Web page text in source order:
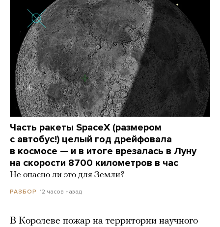
Часть ракеты SpaceX (размером
с автобус!) целый год дрейфовала
в космосе — и в итоге врезалась в Луну
на скорости 8700 километров в час
Не опасно ли это для Земли?
РАЗБОР 12 часов назад
В Королеве пожар на территории научного